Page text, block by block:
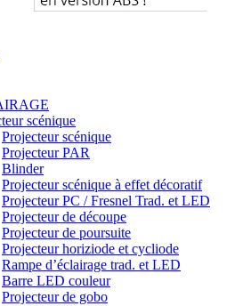
scénique
Projecteur scénique
Projecteur PAR
Blinder
Projecteur scénique à effet décoratif
Projecteur PC / Fresnel Trad. et LED
Projecteur de découpe
Projecteur de poursuite
Projecteur horiziode et cycliode
Rampe d’éclairage trad. et LED
Barre LED couleur
Projecteur de gobo